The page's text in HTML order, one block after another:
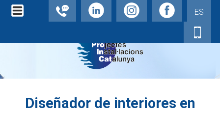
ES
Diseñador de interiores en